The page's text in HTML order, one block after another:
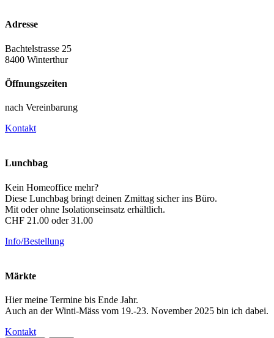
Adresse
Bachtelstrasse 25
8400 Winterthur
Öffnungszeiten
nach Vereinbarung
Kontakt
Lunchbag
Kein Homeoffice mehr?
Diese Lunchbag bringt deinen Zmittag sicher ins Büro.
Mit oder ohne Isolationseinsatz erhältlich.
CHF 21.00 oder 31.00
Info/Bestellung
Märkte
Hier meine Termine bis Ende Jahr.
Auch an der Winti-Mäss vom 19.-23. November 2025 bin ich dabei.
Kontakt